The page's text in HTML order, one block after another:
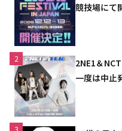
競技場にて
2
2NE1＆
一度は中止
3